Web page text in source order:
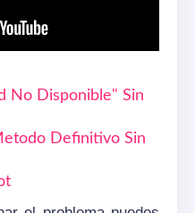
No Disponible" Sin
Definitivo Sin